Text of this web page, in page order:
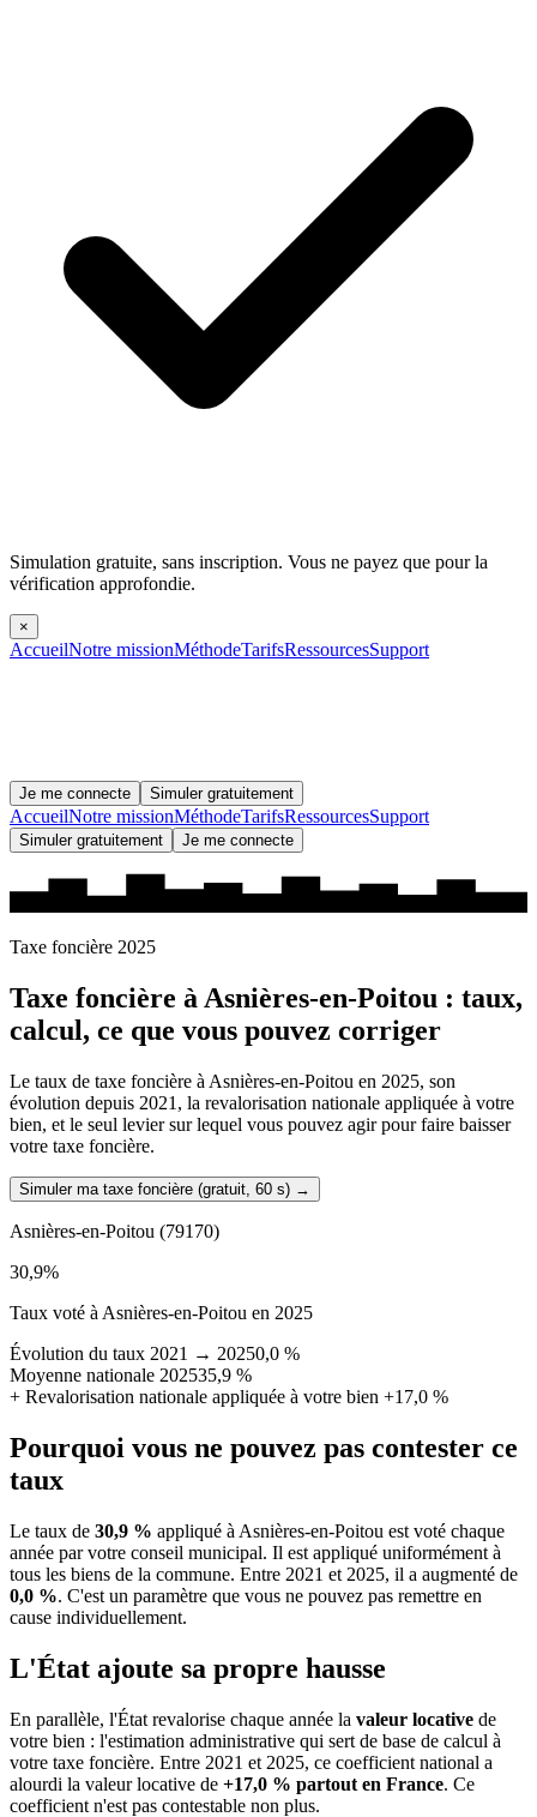
Simulation gratuite, sans inscription. Vous ne payez que pour la
vérification approfondie.
×
AccueilNotre missionMéthodeTarifsRessourcesSupport
Je me connecte Simuler gratuitement
AccueilNotre missionMéthodeTarifsRessourcesSupport
Simuler gratuitement Je me connecte
Taxe foncière 2025
Taxe foncière àAsnières-en-Poitou : taux,
calcul, ce que vous pouvez corriger
Le taux de taxe foncière à Asnières-en-Poitou en 2025, son
évolution depuis 2021, la revalorisation nationale appliquée à votre
bien, et le seul levier sur lequel vous pouvez agir pour faire baisser
votre taxe foncière.
Simuler ma taxe foncière (gratuit, 60 s) →
Asnières-en-Poitou (79170)
30,9%
Taux voté à Asnières-en-Poitou en 2025
Évolution du taux 2021 → 20250,0 %
Moyenne nationale 202535,9 %
+ Revalorisation nationale appliquée à votre bien +17,0 %
Pourquoi vous ne pouvez pas contester ce
taux
Le taux de 30,9 % appliqué à Asnières-en-Poitou est voté chaque
année par votre conseil municipal. Il est appliqué uniformément à
tous les biens de la commune. Entre 2021 et 2025, il a augmenté de
0,0 %. C'est un paramètre que vous ne pouvez pas remettre en
cause individuellement.
L'État ajoute sa propre hausse
En parallèle, l'État revalorise chaque année la valeur locative de
votre bien : l'estimation administrative qui sert de base de calcul à
votre taxe foncière. Entre 2021 et 2025, ce coefficient national a
alourdi la valeur locative de +17,0 % partout en France. Ce
coefficient n'est pas contestable non plus.